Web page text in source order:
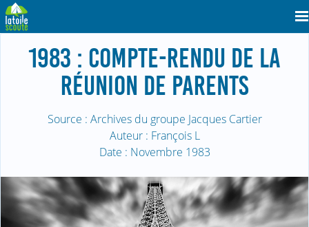
1983 : COMPTE-RENDU DE LA
RÉUNION DE PARENTS
Source : Archives du groupe Jacques Cartier
Auteur : François L
Date : Novembre 1983